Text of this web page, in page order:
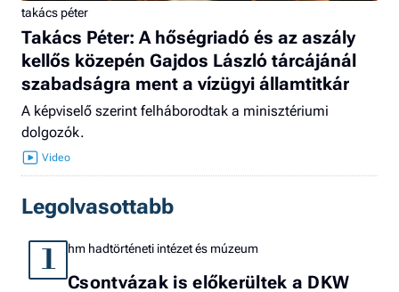
takács péter
Takács Péter: A hőségriadó és az aszály
kellős közepén Gajdos László tárcájánál
szabadságra ment a vízügyi államtitkár
A képviselő szerint felháborodtak a minisztériumi
dolgozók.
Legolvasottabb
1 hm hadtörténeti intézet és múzeum
Csontvázak is előkerültek a DKW